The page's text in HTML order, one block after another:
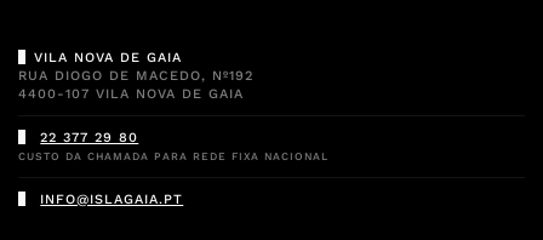
VILA NOVA DE GAIA
RUA DIOGO DE MACEDO, Nº192
4400-107 VILA NOVA DE GAIA
22 377 29 80
CUSTO DA CHAMADA PARA REDE FIXA NACIONAL
INFO@ISLAGAIA.PT